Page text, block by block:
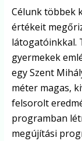
Célunk többek
értékeit
látogatóinkkal.
gyermekek
egy Szent
méter magas,
felsorolt
programban
megújítási